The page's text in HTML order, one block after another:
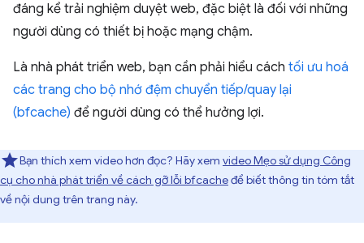
đáng kể trải nghiệm duyệt web, đặc biệt là đối với những
người dùng có thiết bị hoặc mạng chậm.
Là nhà phát triển web, bạn cần phải hiểu cách tối ưu hoá
các trang cho bộ nhớ đệm chuyển tiếp/quay lại
(bfcache) để người dùng có thể hưởng lợi.
Bạn thích xem video hơn đọc? Hãy xem video Mẹo sử dụng Công
cụ cho nhà phát triển về cách gỡ lỗi bfcacheđể biết thông tin tóm tắt
về nội dung trên trang này.